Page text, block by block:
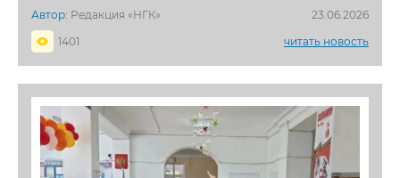
Автор: Редакция «НГК»
23.06.2026
1401
читать новость